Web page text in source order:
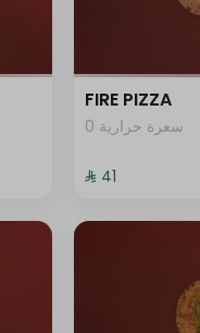
FIRE PIZZA
0 سعرة حرارية
⁨⁦‪‬ 41⁩